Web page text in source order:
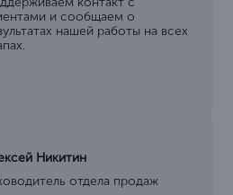
и сообщаем о
нашей работы на всех
Никитин
отдела продаж